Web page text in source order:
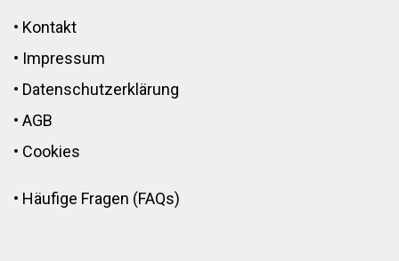
• Kontakt
• Impressum
• Datenschutzerklärung
• AGB
• Cookies
• Häufige Fragen (FAQs)